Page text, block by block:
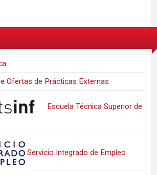
Ofertas de Prácticas Externas
Escuela Técnica Superior de
Servicio Integrado de Empleo